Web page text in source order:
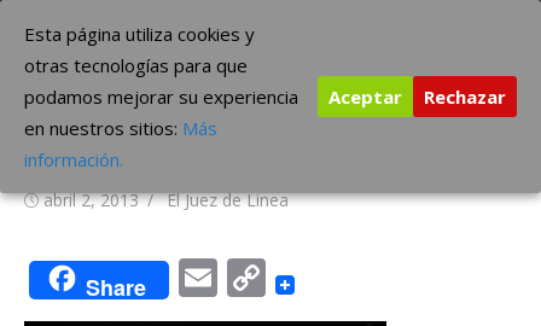
contenido
The Borderline Music
Lana del Rey se atreve a
versionar a Leonard Cohen
Publicada
abril 2, 2013 Autor
El Juez de Linea
Share EmailCopy
Esta página utiliza cookies y
otras tecnologías para que
podamos mejorar su experiencia
en nuestros sitios: Más
información.
Aceptar Rechazar